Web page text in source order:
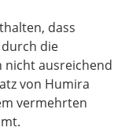
dass
die
nicht ausreichend
von Humira
vermehrten